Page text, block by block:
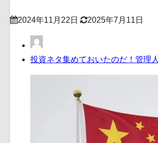
2024年11月22日 2025年7月11日
投資ネタ集めておいたのだ！管理人